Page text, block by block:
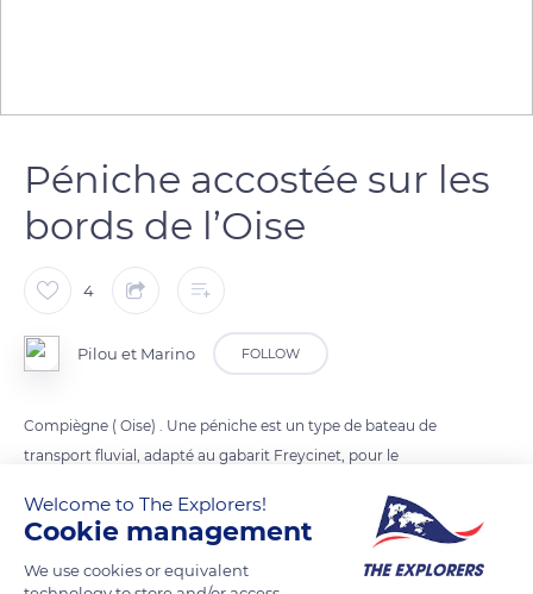
Péniche accostée sur les
bords de l’Oise
4
Pilou et Marino FOLLOW
Compiègne ( Oise) . Une péniche est un type de bateau de
transport fluvial, adapté au gabarit Freycinet, pour le
dans une cale non spécialisée, accessible et couverte par des
panneaux coulissants ou amovibles (les panneaux
d'écoutilles). À l’arrière-plan, on distingue l’Église Saint-Pierre
Welcome to The Explorers!
Cookie management
We use cookies or equivalent